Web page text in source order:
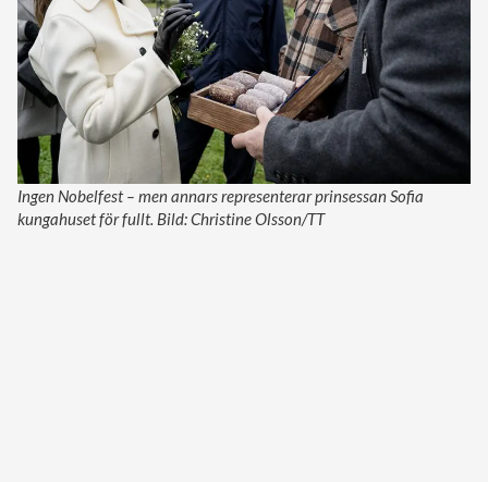
Ingen Nobelfest – men annars representerar prinsessan Sofia
kungahuset för fullt. Bild: Christine Olsson/TT